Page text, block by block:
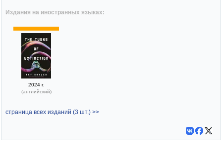
Издания на иностранных языках:
2024 г.
(английский)
страница всех изданий (3 шт.) >>